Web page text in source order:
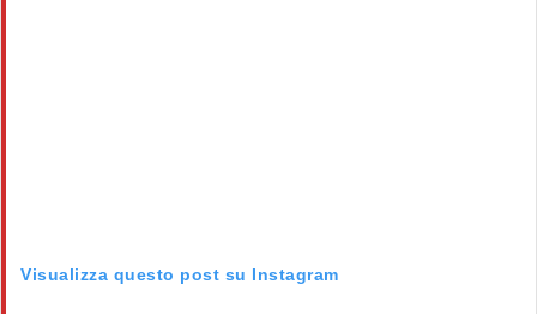
Visualizza questo post su Instagram